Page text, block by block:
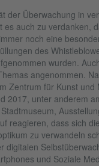
der Überwachung in
es auch zu verdanken,
noch eine
des
wurden.
angenommen.
Zentrum für Kunst und
2017, unter anderem
reagieren, dass sich
zu verwandeln
digitalen
und Soziale